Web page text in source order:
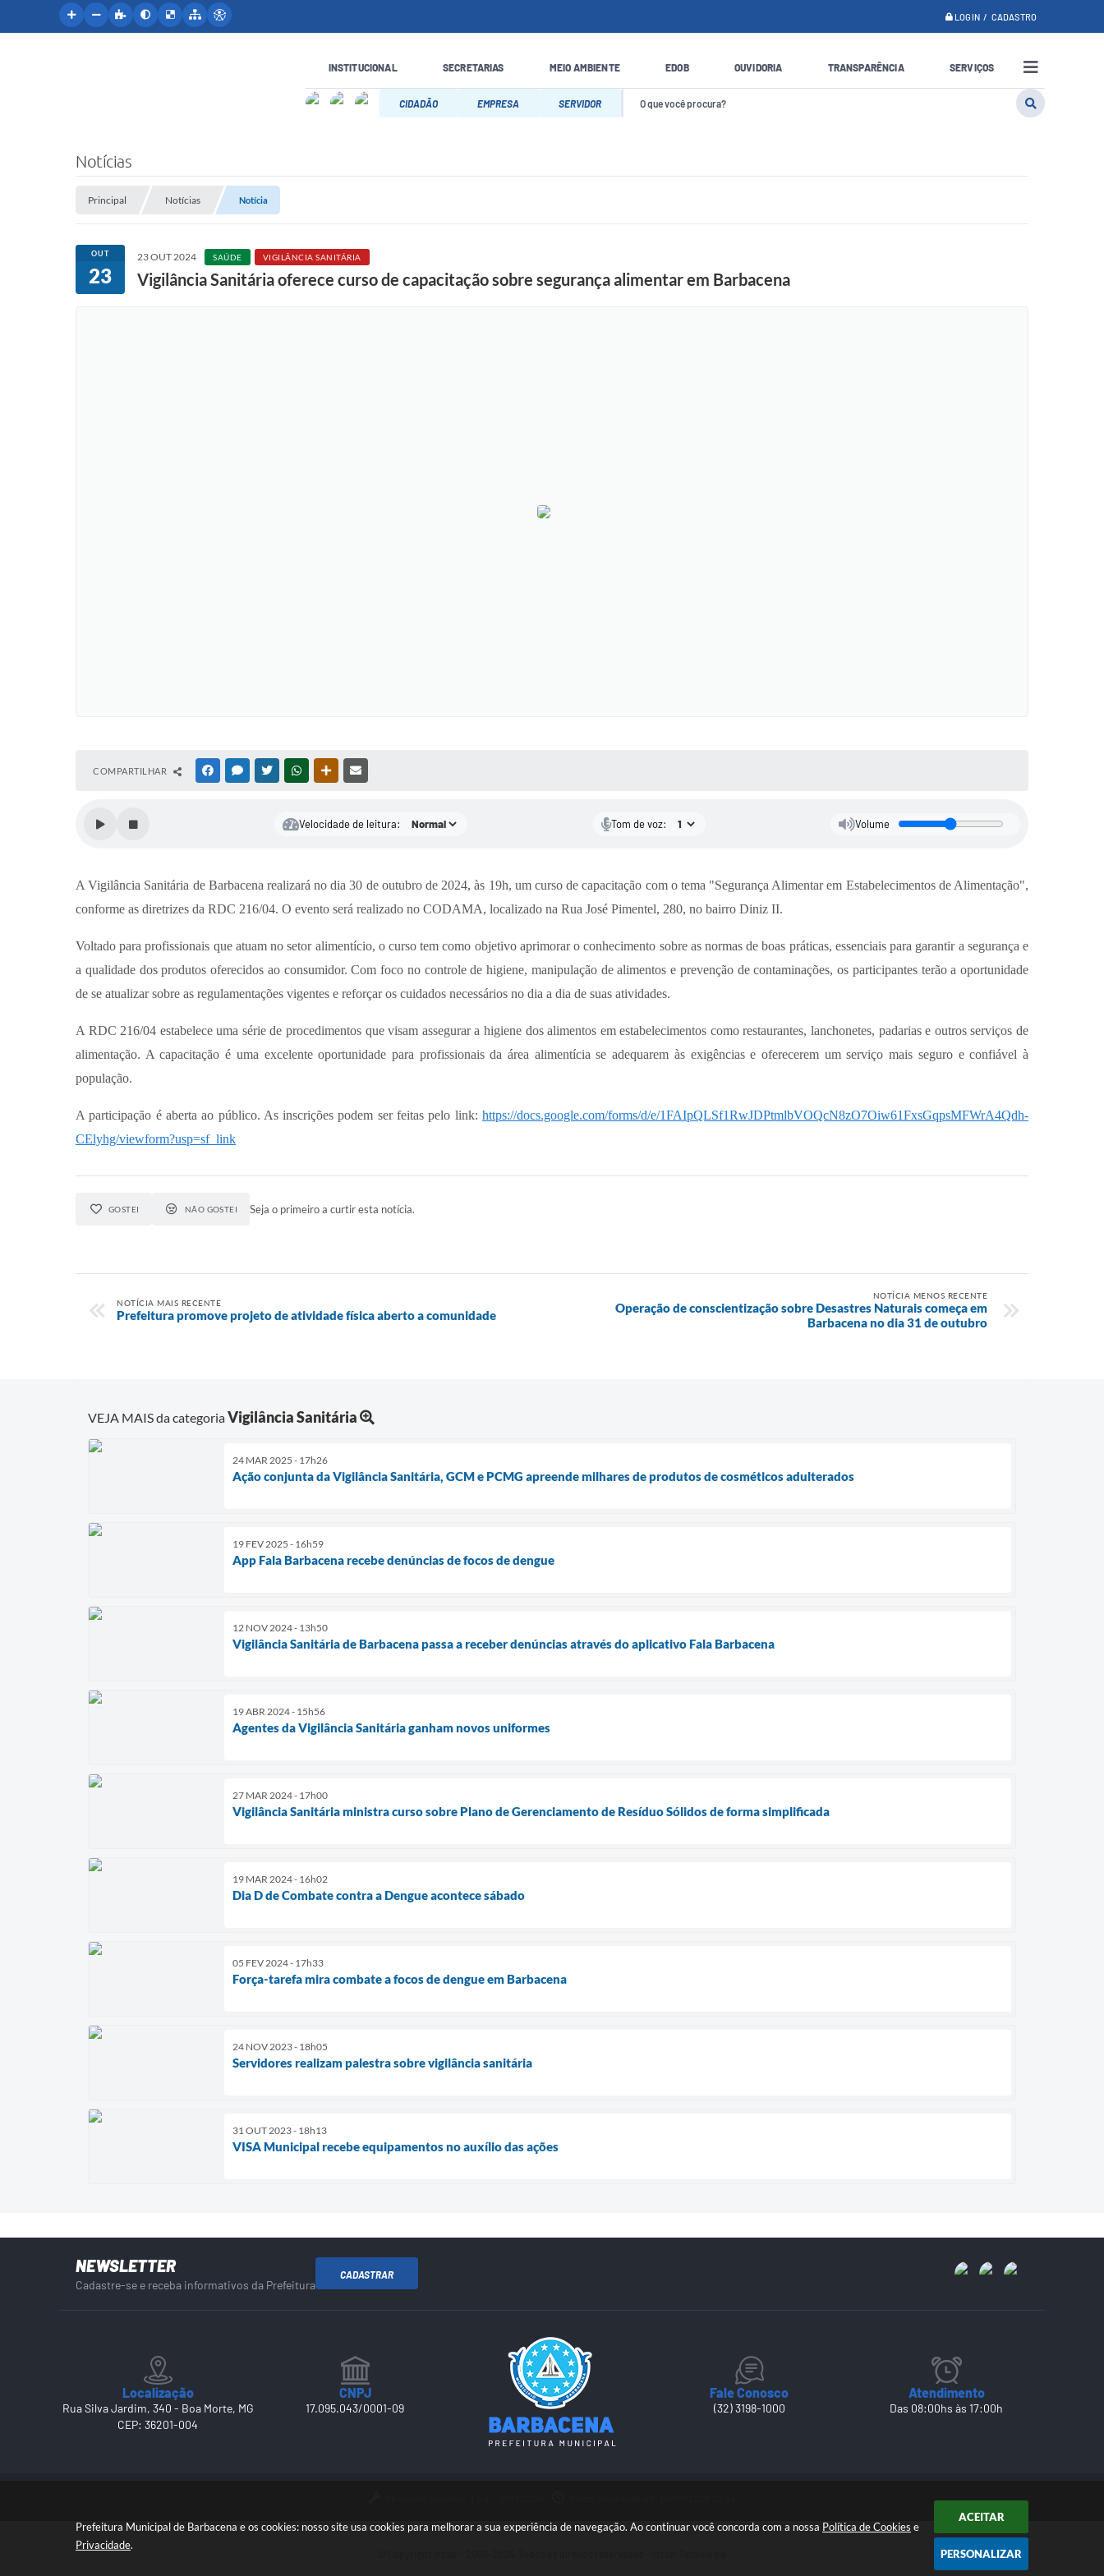
Prefeitura Municipal de Barbacena e os cookies: nosso site usa cookies para melhorar a sua experiência de navegação. Ao continuar você concorda com a nossa Política de Cookies e
Privacidade.
ACEITAR
PERSONALIZAR
LOGIN / CADASTRO
INSTITUCIONAL SECRETARIAS MEIO AMBIENTE EDOB OUVIDORIA TRANSPARÊNCIA SERVIÇOS
CIDADÃO EMPRESA SERVIDOR
Notícias
Principal Notícias Notícia
OUT
23
23 OUT 2024 SAÚDE VIGILÂNCIA SANITÁRIA
Vigilância Sanitária oferece curso de capacitação sobre segurança alimentar em Barbacena
COMPARTILHAR FACEBOOKMESSENGER
TWITTERWHATSAPPOUTRAS MÍDIAS
Velocidade de leitura: Tom de voz: Volume
A Vigilância Sanitária de Barbacena realizará no dia 30 de outubro de 2024, às 19h, um curso de capacitação com o tema "Segurança Alimentar em Estabelecimentos de Alimentação",
conforme as diretrizes da RDC 216/04. O evento será realizado no CODAMA, localizado na Rua José Pimentel, 280, no bairro Diniz II.
Voltado para profissionais que atuam no setor alimentício, o curso tem como objetivo aprimorar o conhecimento sobre as normas de boas práticas, essenciais para garantir a segurança e
a qualidade dos produtos oferecidos ao consumidor. Com foco no controle de higiene, manipulação de alimentos e prevenção de contaminações, os participantes terão a oportunidade
de se atualizar sobre as regulamentações vigentes e reforçar os cuidados necessários no dia a dia de suas atividades.
A RDC 216/04 estabelece uma série de procedimentos que visam assegurar a higiene dos alimentos em estabelecimentos como restaurantes, lanchonetes, padarias e outros serviços de
alimentação. A capacitação é uma excelente oportunidade para profissionais da área alimentícia se adequarem às exigências e oferecerem um serviço mais seguro e confiável à
população.
A participação é aberta ao público. As inscrições podem ser feitas pelo link: https://docs.google.com/forms/d/e/1FAIpQLSf1RwJDPtmlbVOQcN8zO7Oiw61FxsGqpsMFWrA4Qdh-
CElyhg/viewform?usp=sf_link
GOSTEI NÃO GOSTEI Seja o primeiro a curtir esta notícia.
NOTÍCIA MAIS RECENTE
Prefeitura promove projeto de atividade física aberto a comunidade
NOTÍCIA MENOS RECENTE
Operação de conscientização sobre Desastres Naturais começa em
Barbacena no dia 31 de outubro
VEJA MAIS da categoriaVigilância Sanitária
24 MAR 2025 - 17h26
Ação conjunta da Vigilância Sanitária, GCM e PCMG apreende milhares de produtos de cosméticos adulterados
19 FEV 2025 - 16h59
App Fala Barbacena recebe denúncias de focos de dengue
12 NOV 2024 - 13h50
Vigilância Sanitária de Barbacena passa a receber denúncias através do aplicativo Fala Barbacena
19 ABR 2024 - 15h56
Agentes da Vigilância Sanitária ganham novos uniformes
27 MAR 2024 - 17h00
Vigilância Sanitária ministra curso sobre Plano de Gerenciamento de Resíduo Sólidos de forma simplificada
19 MAR 2024 - 16h02
Dia D de Combate contra a Dengue acontece sábado
05 FEV 2024 - 17h33
Força-tarefa mira combate a focos de dengue em Barbacena
24 NOV 2023 - 18h05
Servidores realizam palestra sobre vigilância sanitária
31 OUT 2023 - 18h13
VISA Municipal recebe equipamentos no auxílio das ações
NEWSLETTER
Cadastre-se e receba informativos da Prefeitura
CADASTRAR
Localização
Rua Silva Jardim, 340 - Boa Morte, MG
CEP: 36201-004
CNPJ
17.095.043/0001-09
Fale Conosco
(32) 3198-1000
Atendimento
Das 08:00hs às 17:00h